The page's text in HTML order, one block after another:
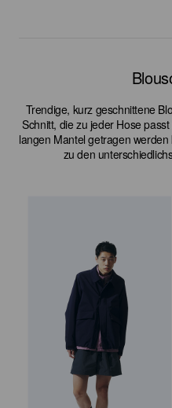
Trendige, kurz geschnittene
Schnitt, die zu jeder Hose
langen Mantel getragen
zu den